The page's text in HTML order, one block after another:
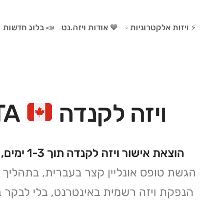
⚡ ויזות אלקטרוניות
ויזה למרוקו
ויזה לדרום קוריאה K-ETA
ויזה לתאילנד
💙 אודות ויזה.נט 📣 בלוג חדשות
ויזה לקנדה
הוצאת אישור ויזה לקנדה תוך 1-3 ימים, ב-₪99
הגשת טופס אונליין קצר בעברית, בתהליך
הנפקת ויזה רשמית באינטרנט, בלי לבקר